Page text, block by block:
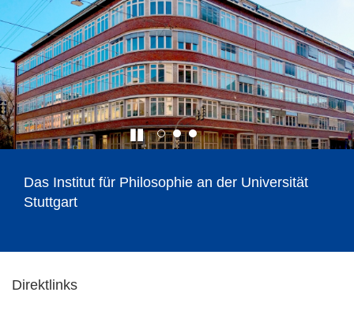
Das Institut für Philosophie an der Universität
Stuttgart
Direktlinks